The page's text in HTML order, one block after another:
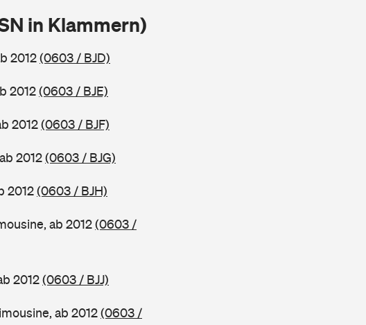
in Klammern)
2012(0603 / BJD)
2012(0603 / BJE)
2012(0603 / BJF)
2012(0603 / BJG)
2012(0603 / BJH)
ab 2012(0603 /
2012(0603 / BJJ)
ab 2012(0603 /